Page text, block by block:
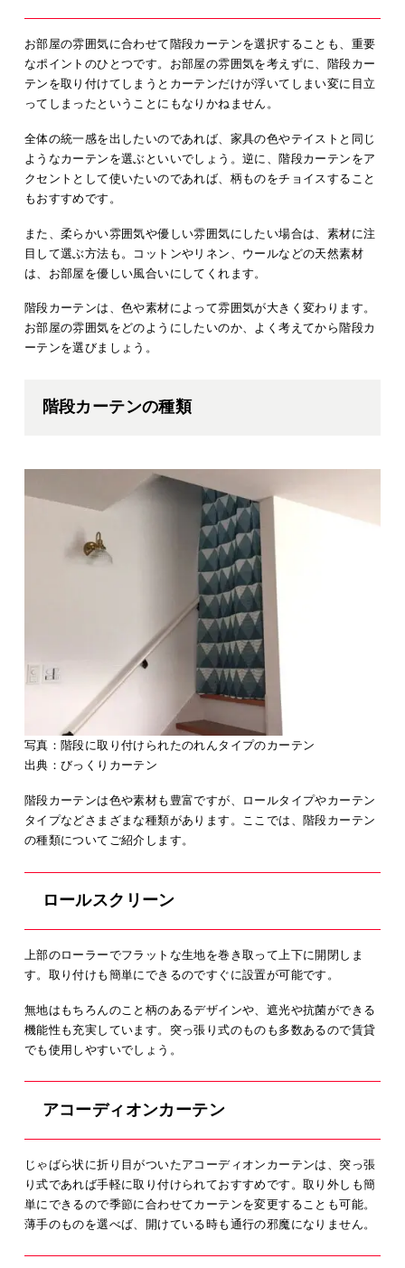
お部屋の雰囲気に合わせて階段カーテンを選択することも、重要
なポイントのひとつです。お部屋の雰囲気を考えずに、階段カー
テンを取り付けてしまうとカーテンだけが浮いてしまい変に目立
ってしまったということにもなりかねません。
全体の統一感を出したいのであれば、家具の色やテイストと同じ
ようなカーテンを選ぶといいでしょう。逆に、階段カーテンをア
クセントとして使いたいのであれば、柄ものをチョイスすること
もおすすめです。
また、柔らかい雰囲気や優しい雰囲気にしたい場合は、素材に注
目して選ぶ方法も。コットンやリネン、ウールなどの天然素材
は、お部屋を優しい風合いにしてくれます。
階段カーテンは、色や素材によって雰囲気が大きく変わります。
お部屋の雰囲気をどのようにしたいのか、よく考えてから階段カ
ーテンを選びましょう。
階段カーテンの種類
写真：階段に取り付けられたのれんタイプのカーテン
出典：びっくりカーテン
階段カーテンは色や素材も豊富ですが、ロールタイプやカーテン
タイプなどさまざまな種類があります。ここでは、階段カーテン
の種類についてご紹介します。
ロールスクリーン
上部のローラーでフラットな生地を巻き取って上下に開閉しま
す。取り付けも簡単にできるのですぐに設置が可能です。
無地はもちろんのこと柄のあるデザインや、遮光や抗菌ができる
機能性も充実しています。突っ張り式のものも多数あるので賃貸
でも使用しやすいでしょう。
アコーディオンカーテン
じゃばら状に折り目がついたアコーディオンカーテンは、突っ張
り式であれば手軽に取り付けられておすすめです。取り外しも簡
単にできるので季節に合わせてカーテンを変更することも可能。
薄手のものを選べば、開けている時も通行の邪魔になりません。